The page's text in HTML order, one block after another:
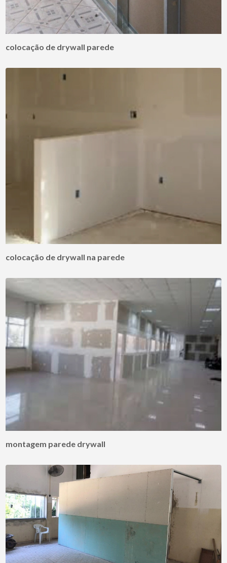
colocação de drywall parede
colocação de drywall na parede
montagem parede drywall